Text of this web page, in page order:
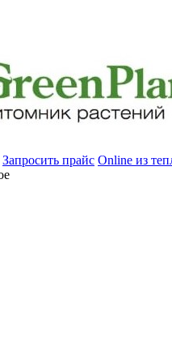
Запросить прайс Online из